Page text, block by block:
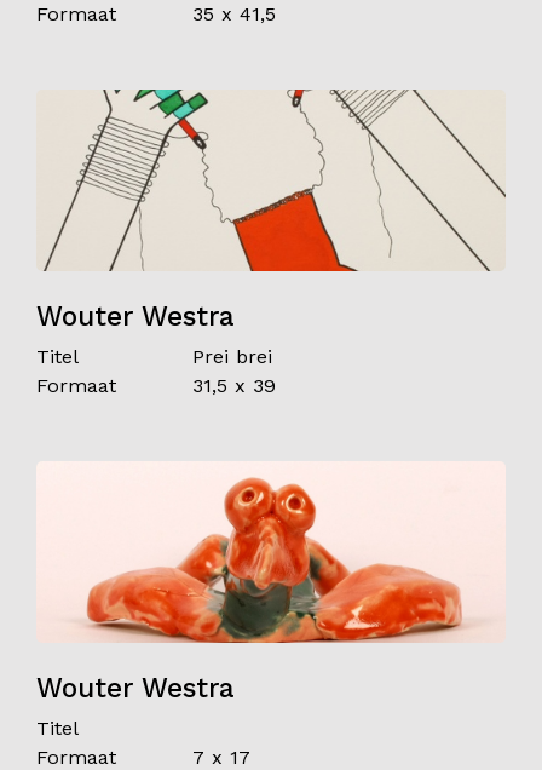
Formaat
35 x 41,5
Wouter Westra
Titel
Prei brei
Formaat
31,5 x 39
Wouter Westra
Titel
Formaat
7 x 17